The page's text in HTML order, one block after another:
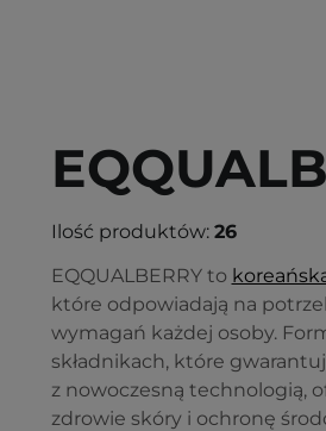
Ilość produktów: 26
EQQUALBERRY to
które odpowiadają na
wymagań każdej osoby.
składnikach, które
z nowoczesną technologią,
zdrowie skóry i ochronę